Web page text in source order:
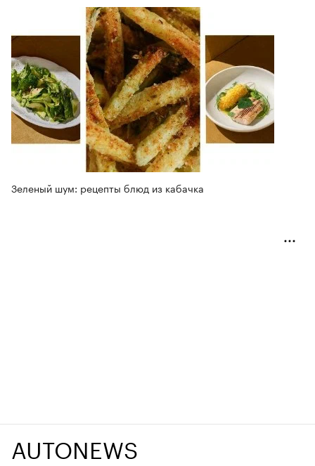
Зеленый шум: рецепты блюд из кабачка
AUTONEWS